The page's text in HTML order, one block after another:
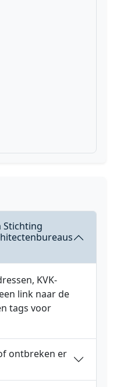
Stichting
KVK-
link naar de
tags voor
ontbreken er